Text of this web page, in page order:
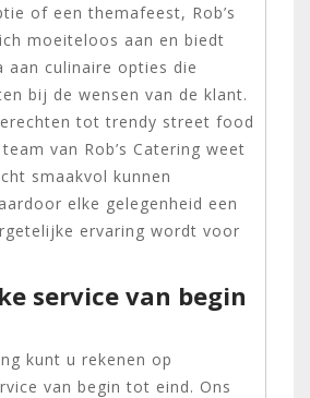
of een themafeest, Rob’s
moeiteloos aan en biedt
aan culinaire opties die
bij de wensen van de klant.
tot trendy street food
van Rob’s Catering weet
smaakvol kunnen
elke gelegenheid een
ervaring wordt voor
service van begin
kunt u rekenen op
van begin tot eind. Ons